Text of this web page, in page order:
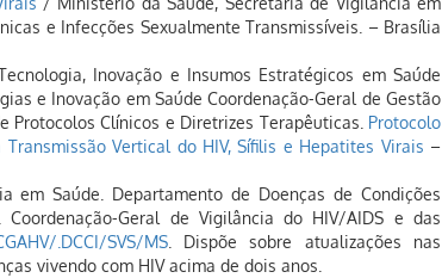
e Infecções Sexualmente Transmissíveis. – Brasília
Inovação e Insumos Estratégicos em Saúde
e Inovação em Saúde Coordenação-Geral de Gestão
Protocolos Clínicos e Diretrizes Terapêuticas. Protocolo
Vertical do HIV, Sífilis e Hepatites Virais –
em Saúde. Departamento de Doenças de Condições
Geral de Vigilância do HIV/AIDS e das
.DCCI/SVS/MS. Dispõe sobre atualizações nas
vivendo com HIV acima de dois anos.